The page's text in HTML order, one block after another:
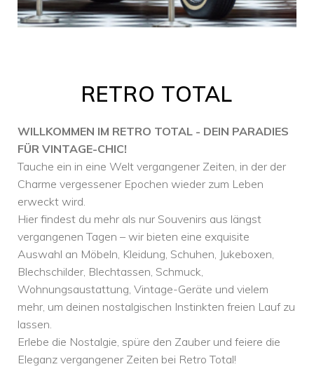
RETRO TOTAL
WILLKOMMEN IM RETRO TOTAL - DEIN PARADIES
FÜR VINTAGE-CHIC!
Tauche ein in eine Welt vergangener Zeiten, in der der
Charme vergessener Epochen wieder zum Leben
erweckt wird.
Hier findest du mehr als nur Souvenirs aus längst
vergangenen Tagen – wir bieten eine exquisite
Auswahl an Möbeln, Kleidung, Schuhen, Jukeboxen,
Blechschilder, Blechtassen, Schmuck,
Wohnungsaustattung, Vintage-Geräte und vielem
mehr, um deinen nostalgischen Instinkten freien Lauf zu
lassen.
Erlebe die Nostalgie, spüre den Zauber und feiere die
Eleganz vergangener Zeiten bei Retro Total!